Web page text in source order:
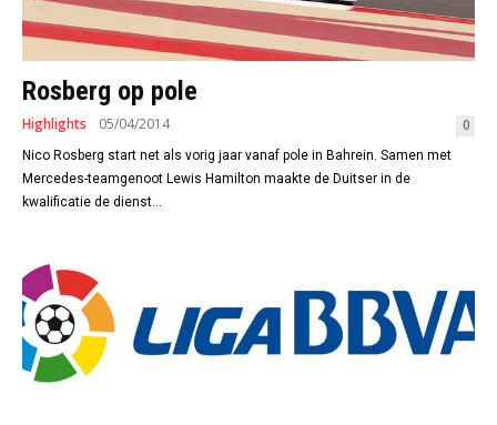
Rosberg op pole
Highlights 05/04/2014 0
Nico Rosberg start net als vorig jaar vanaf pole in Bahrein. Samen met
Mercedes-teamgenoot Lewis Hamilton maakte de Duitser in de
kwalificatie de dienst...